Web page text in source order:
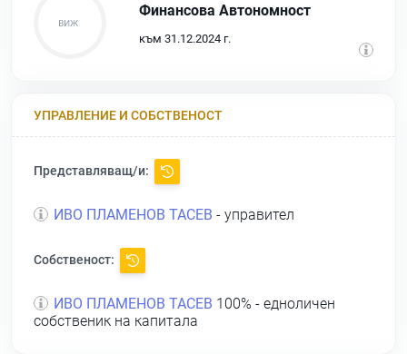
Финансова Автономност
към 31.12.2024 г.
УПРАВЛЕНИЕ И СОБСТВЕНОСТ
Представляващ/и:
ИВО ПЛАМЕНОВ ТАСЕВ - управител
Собственост:
ИВО ПЛАМЕНОВ ТАСЕВ 100% - едноличен
собственик на капитала